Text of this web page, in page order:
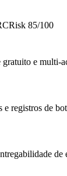
Risk 85/100
gratuito e multi-
e registros de
de